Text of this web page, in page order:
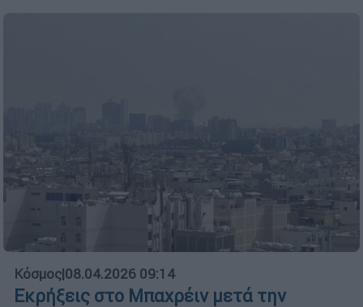
Κόσμος|08.04.2026 09:14
Εκρήξεις στο Μπαχρέιν μετά την